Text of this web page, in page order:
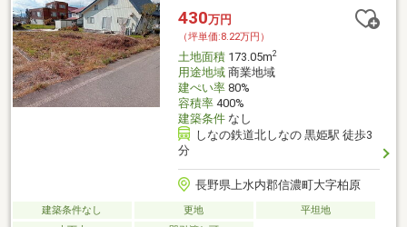
430万円
（坪単価:8.22万円）
土地面積173.05m2
用途地域商業地域
建ぺい率80%
容積率400%
建築条件なし
しなの鉄道北しなの 黒姫駅 徒歩3
分
長野県上水内郡信濃町大字柏原
建築条件なし 更地
平坦地